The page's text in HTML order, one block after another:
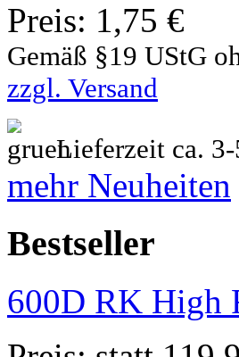
Preis: 1,75 €
Gemäß §19 UStG
zzgl. Versand
Lieferzeit ca. 3-
mehr Neuheiten
Bestseller
600D RK High